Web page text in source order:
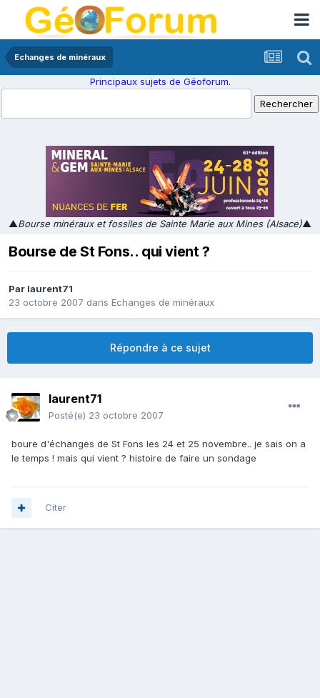
Echanges de minéraux
Principaux sujets de Géoforum.
▲Bourse minéraux et fossiles de Sainte Marie aux Mines (Alsace)▲
Bourse de St Fons.. qui vient ?
Par laurent71
23 octobre 2007 dans Echanges de minéraux
Répondre à ce sujet
laurent71
Posté(e) 23 octobre 2007
boure d'échanges de St Fons les 24 et 25 novembre.. je sais on a
le temps ! mais qui vient ? histoire de faire un sondage
Citer